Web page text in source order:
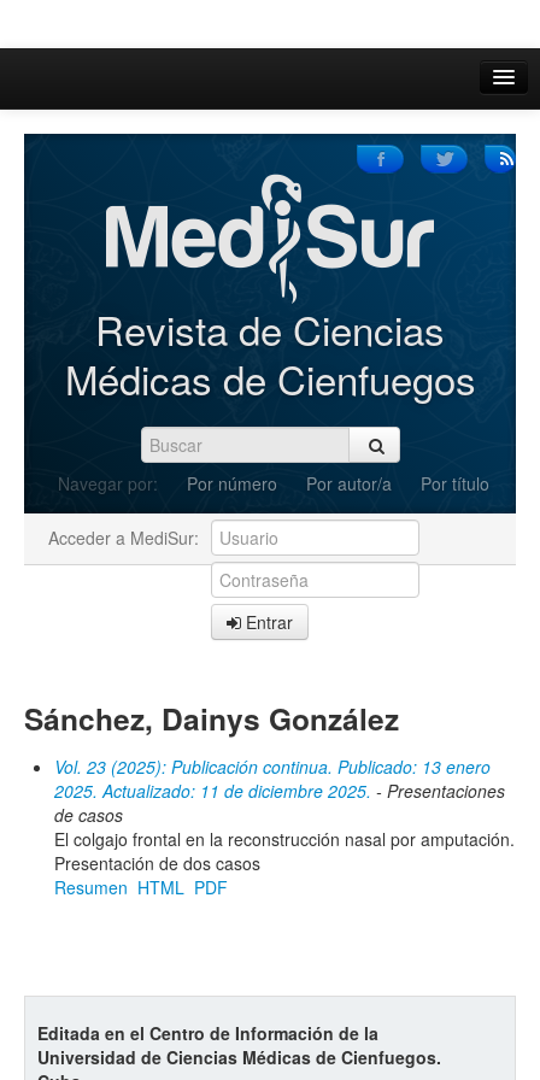
Inicio
Iniciar sesión
Registrarse
Revista de Ciencias
Médicas de Cienfuegos
Navegar por: Por número Por autor/a Por título
Acceder a MediSur:
Entrar
Sánchez, Dainys González
Vol. 23 (2025): Publicación continua. Publicado: 13 enero
2025. Actualizado: 11 de diciembre 2025. - Presentaciones
de casos
El colgajo frontal en la reconstrucción nasal por amputación.
Presentación de dos casos
Resumen HTML PDF
Editada en el Centro de Información de la
Universidad de Ciencias Médicas de Cienfuegos.